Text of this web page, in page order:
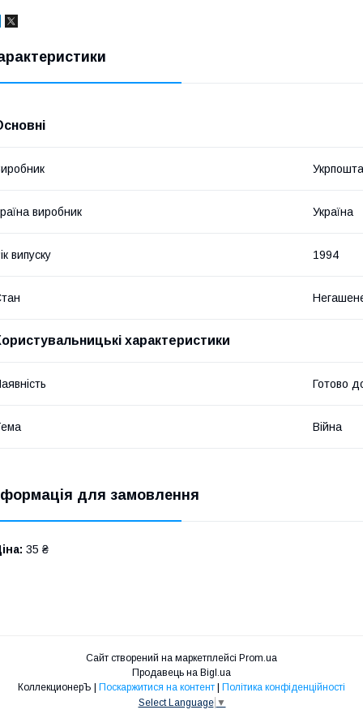
Укрпошта
виробник Україна
випуску 1994
характеристики
Готово
Війна
для замовлення
35 ₴
Сайт створений на маркетплейсі Prom.ua
Продавець на Bigl.ua
Поскаржитися на контент
Політика конфіденційності
Select Language ▼